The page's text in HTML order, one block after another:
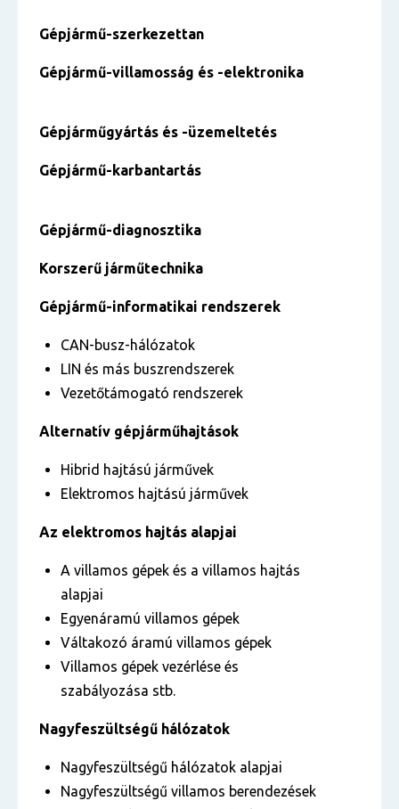
Gépjármű-szerkezettan
Gépjármű-villamosság és -elektronika
Gépjárműgyártás és -üzemeltetés
Gépjármű-karbantartás
Gépjármű-diagnosztika
Korszerű járműtechnika
Gépjármű-informatikai rendszerek
CAN-busz-hálózatok
LIN és más buszrendszerek
Vezetőtámogató rendszerek
Alternatív gépjárműhajtások
Hibrid hajtású járművek
Elektromos hajtású járművek
Az elektromos hajtás alapjai
A villamos gépek és a villamos hajtás
alapjai
Egyenáramú villamos gépek
Váltakozó áramú villamos gépek
Villamos gépek vezérlése és
szabályozása stb.
Nagyfeszültségű hálózatok
Nagyfeszültségű hálózatok alapjai
Nagyfeszültségű villamos berendezések